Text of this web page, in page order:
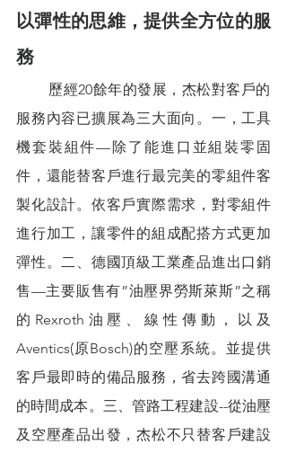
以彈性的思維，提供全方位的服
務
服務內容已擴展為三大面向。一，工具
機套裝組件—除了能進口並組裝零固
件，還能替客戶進行最完美的零組件客
製化設計。依客戶實際需求，對零組件
進行加工，讓零件的組成配搭方式更加
彈性。二、德國頂級工業產品進出口銷
售—主要販售有”油壓界勞斯萊斯”之稱
的Rexroth油壓、線性傳動，以及
Aventics(原Bosch)的空壓系統。並提供
客戶最即時的備品服務，省去跨國溝通
的時間成本。三、管路工程建設--從油壓
及空壓產品出發，杰松不只替客戶建設